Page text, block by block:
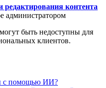
редактирования контента
быть недоступны для
клиентов.
с помощью ИИ?